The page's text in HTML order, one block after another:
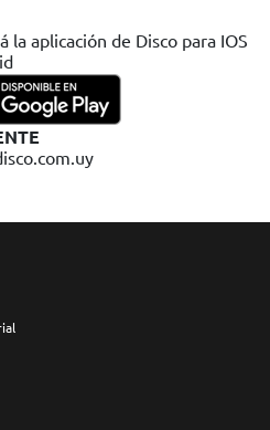
la aplicación de Disco para IOS